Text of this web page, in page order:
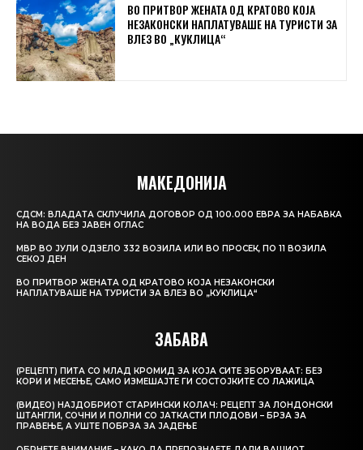
ВО ПРИТВОР ЖЕНАТА ОД КРАТОВО КОЈА
НЕЗАКОНСКИ НАПЛАТУВАШЕ НА ТУРИСТИ ЗА
ВЛЕЗ ВО „КУКЛИЦА“
МАКЕДОНИЈА
СДСМ: ВЛАДАТА СКЛУЧИЛА ДОГОВОР ОД 100.000 ЕВРА ЗА НАБАВКА
НА ВОДА БЕЗ ЈАВЕН ОГЛАС
МВР ВО ЈУЛИ ОДЗЕЛО 332 ВОЗИЛА ИЛИ ВО ПРОСЕК, ПО 11 ВОЗИЛА
СЕКОЈ ДЕН
ВО ПРИТВОР ЖЕНАТА ОД КРАТОВО КОЈА НЕЗАКОНСКИ
НАПЛАТУВАШЕ НА ТУРИСТИ ЗА ВЛЕЗ ВО „КУКЛИЦА“
ЗАБАВА
(РЕЦЕПТ) ПИТА СО МЛАД КРОМИД ЗА КОЈА СИТЕ ЗБОРУВААТ: БЕЗ
КОРИ И МЕСЕЊЕ, САМО ИЗМЕШАЈТЕ ГИ СОСТОЈКИТЕ СО ЛАЖИЦА
(ВИДЕО) НАЈДОБРИОТ СТАРИНСКИ КОЛАЧ: РЕЦЕПТ ЗА ЛОНДОНСКИ
ШТАНГЛИ, СОЧНИ И ПОЛНИ СО ЈАТКАСТИ ПЛОДОВИ – БРЗА ЗА
ПРАВЕЊЕ, А УШТЕ ПОБРЗА ЗА ЈАДЕЊЕ